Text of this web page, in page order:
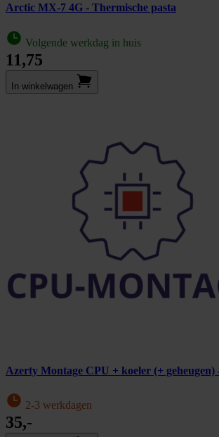
Arctic MX-7 4G - Thermische pasta
Volgende werkdag in huis
11,75
In winkel­wagen
Azerty Montage CPU + koeler (+ geheugen)
2-3 werkdagen
35,-